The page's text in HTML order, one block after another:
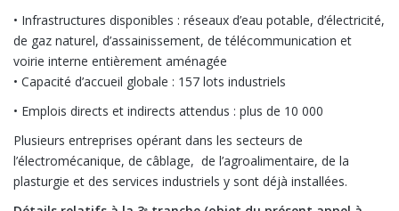
• Infrastructures disponibles : réseaux d’eau potable, d’électricité,
de gaz naturel, d’assainissement, de télécommunication et
voirie interne entièrement aménagée
• Capacité d’accueil globale : 157 lots industriels
• Emplois directs et indirects attendus : plus de 10 000
Plusieurs entreprises opérant dans les secteurs de
l’électromécanique, de câblage, de l’agroalimentaire, de la
plasturgie et des services industriels y sont déjà installées.